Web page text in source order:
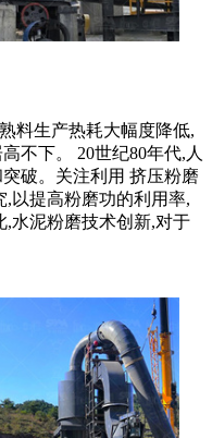
料生产热耗大幅度降低,
不下。 20世纪80年代,人
破。关注利用 挤压粉磨
以提高粉磨功的利用率,
,水泥粉磨技术创新,对于